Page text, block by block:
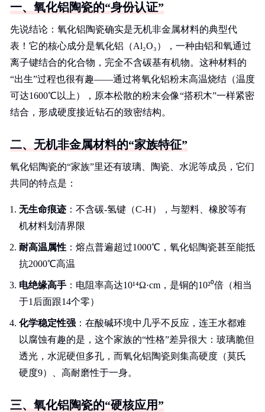
一、氧化铝陶瓷的“身份认证”
先说结论：氧化铝陶瓷确实是无机非金属材料的典型代
表！它的核心成分是氧化铝（Al₂O₃），一种由铝和氧通过
离子键结合的化合物，完全不含碳基有机物。这种材料的
“出生”过程也很有趣——通过将氧化铝粉末高温烧结（温度
可达1600℃以上），原本松散的粉末会像“搭积木”一样紧密
结合，形成硬度接近钻石的致密结构。
二、无机非金属材料的“家族特征”
氧化铝陶瓷的“家族”里还有玻璃、陶瓷、水泥等成员，它们
共同的特点是：
无生命痕迹 ：不含碳-氢键（C-H），与塑料、橡胶等有
机材料划清界限
耐高温属性 ：熔点普遍超过1000℃，氧化铝陶瓷甚至能抵
抗2000℃高温
电绝缘高手 ：电阻率高达10¹⁴Ω·cm，是铜的10²⁰倍（相当
于1后面跟14个零）
化学稳定性强 ：在酸碱环境中几乎不反应，连王水都难
以腐蚀有趣的是，这个家族的“性格”差异很大：玻璃脆但
透光，水泥硬但多孔，而氧化铝陶瓷则集高硬度（莫氏
硬度9）、高耐磨性于一身。
三、氧化铝陶瓷的“硬核应用”